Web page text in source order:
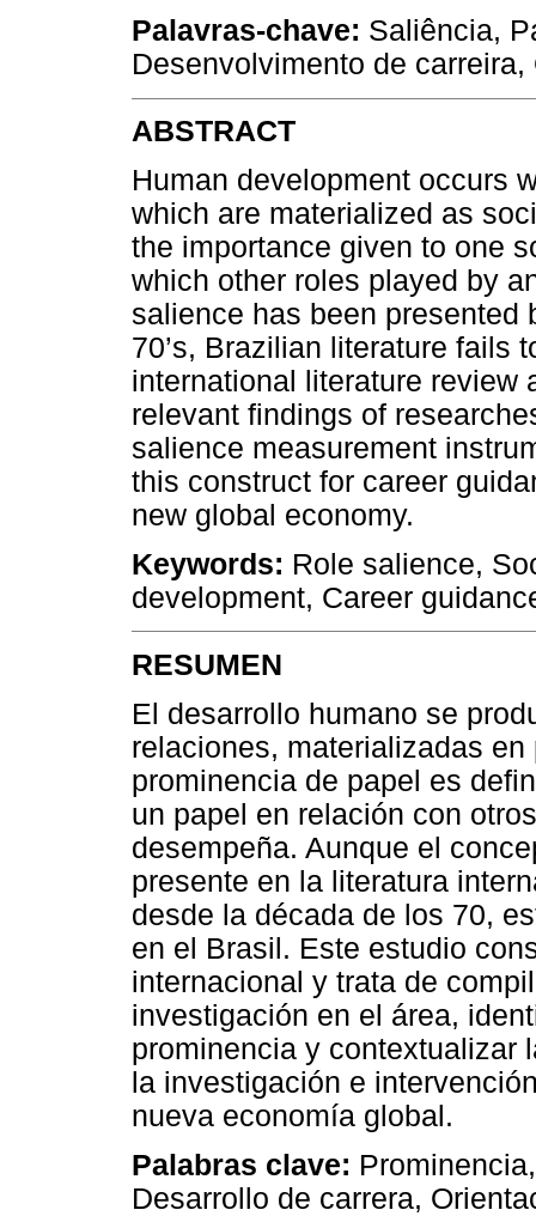
Palavras-chave: Saliência,
Desenvolvimento de
ABSTRACT
Human development occurs
which are materialized as
the importance given to one
which other roles played by
salience has been presented
70’s, Brazilian literature fails
international literature review
relevant findings of
salience measurement
this construct for career
new global economy.
Keywords: Role salience,
development, Career
RESUMEN
El desarrollo humano se
relaciones, materializadas
prominencia de papel es
un papel en relación con
desempeña. Aunque el
presente en la literatura
desde la década de los 70,
en el Brasil. Este estudio
internacional y trata de
investigación en el área,
prominencia y contextualizar
la investigación e
nueva economía global.
Palabras clave:
Desarrollo de carrera,